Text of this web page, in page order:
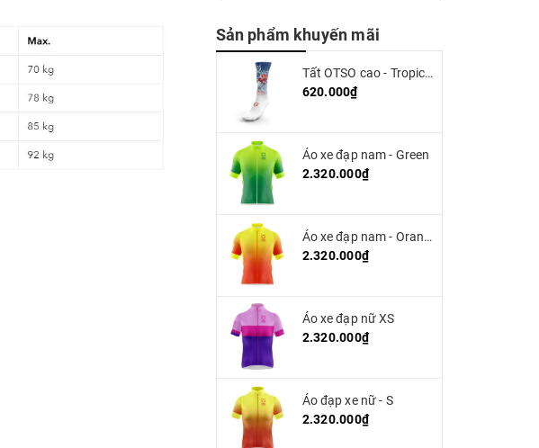
Sản phẩm khuyến mãi
Tất OTSO cao - Tropical (high cut)
620.000₫
Áo xe đạp nam - Green
2.320.000₫
Áo xe đạp nam - Orange
2.320.000₫
Áo xe đạp nữ XS
2.320.000₫
Áo đạp xe nữ - S
2.320.000₫